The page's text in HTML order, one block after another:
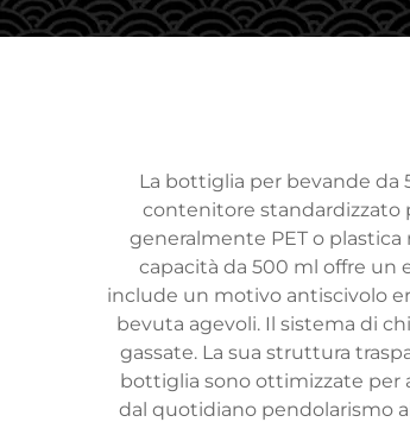
La bottiglia per bevande da
contenitore standardizzato
generalmente PET o
capacità da 500 ml offre un
include un motivo antiscivolo
bevuta agevoli. Il sistema di
gassate. La sua struttura
bottiglia sono ottimizzate per
dal quotidiano pendolarismo